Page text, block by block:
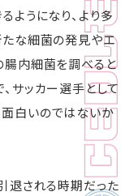
ようになり、より多
たな細菌の発見やエ
腸内細菌を調べると
サッカー選手として
白いのではないか
退される時期だった